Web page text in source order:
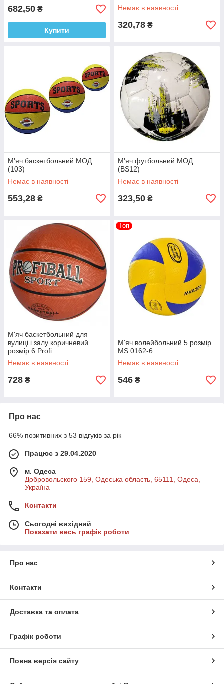
682,50 ₴
Купити
Немає в наявності
320,78 ₴
М'яч баскетбольний МОД
(103)
Немає в наявності
553,28 ₴
М'яч футбольний МОД
(BS12)
Немає в наявності
323,50 ₴
М'яч баскетбольний для
вулиці і залу коричневий
розмір 6 Profi
Немає в наявності
728 ₴
Топ
М'яч волейбольний 5 розмір
MS 0162-6
Немає в наявності
546 ₴
Про нас
66% позитивних з 53 відгуків за рік
Працює з 29.04.2020
м. Одеса
Добровольского 159, Одеська область, 65111, Одеса,
Україна
Контакти
Сьогодні вихідний
Показати весь графік роботи
Про нас
Контакти
Доставка та оплата
Графік роботи
Повна версія сайту